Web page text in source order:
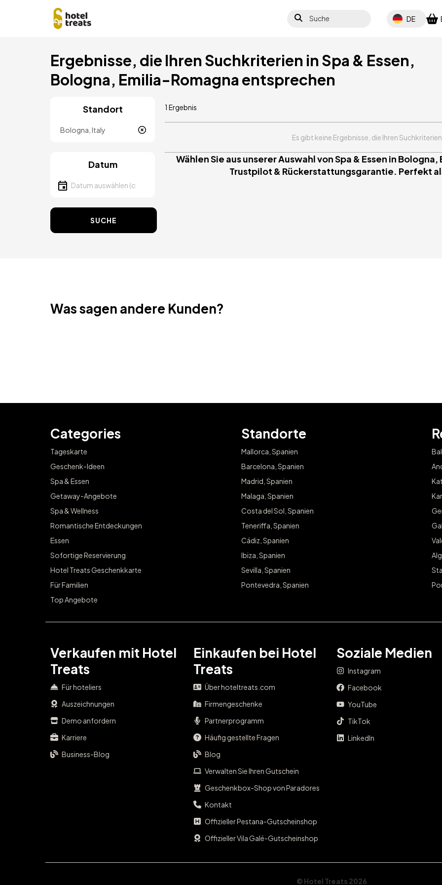
Suche Select your
DE
Ergebnisse, die Ihren Suchkriterien in Spa & Essen,
Bologna, Emilia-Romagna entsprechen
Standort
Datum
Datum auswählen
SUCHE
1 Ergebnis
Es gibt keine Ergebnisse, die Ihren
Wählen Sie aus unserer Auswahl von Spa & Essen in
Trustpilot & Rückerstattungsgarantie. Perfekt
Was sagen andere Kunden?
Categories
Tageskarte
Geschenk-Ideen
Spa & Essen
Getaway-Angebote
Spa & Wellness
Romantische Entdeckungen
Essen
Sofortige Reservierung
Hotel Treats Geschenkkarte
Für Familien
Top Angebote
Standorte
Mallorca, Spanien
Barcelona, Spanien
Madrid, Spanien
Malaga, Spanien
Costa del Sol, Spanien
Teneriffa, Spanien
Cádiz, Spanien
Ibiza, Spanien
Sevilla, Spanien
Pontevedra, Spanien
Verkaufen mit Hotel
Treats
Für hoteliers
Auszeichnungen
Demo anfordern
Karriere
Business-Blog
Einkaufen bei Hotel
Treats
Über hoteltreats.com
Firmengeschenke
Partnerprogramm
Häufig gestellte Fragen
Blog
Verwalten Sie Ihren Gutschein
Geschenkbox-Shop von Paradores
Kontakt
Offizieller Pestana-Gutscheinshop
Offizieller Vila Galé-Gutscheinshop
Soziale Medien
Instagram
Facebook
YouTube
TikTok
LinkedIn
© Hotel Treats 2026